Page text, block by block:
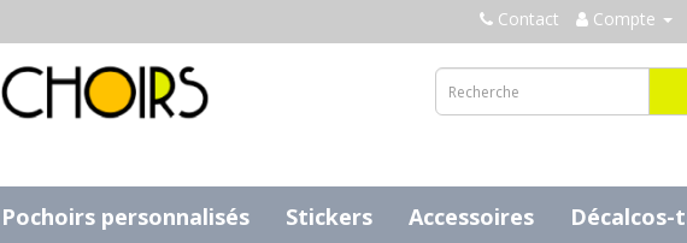
Contact Compte
Pochoirs personnalisés Stickers Accessoires